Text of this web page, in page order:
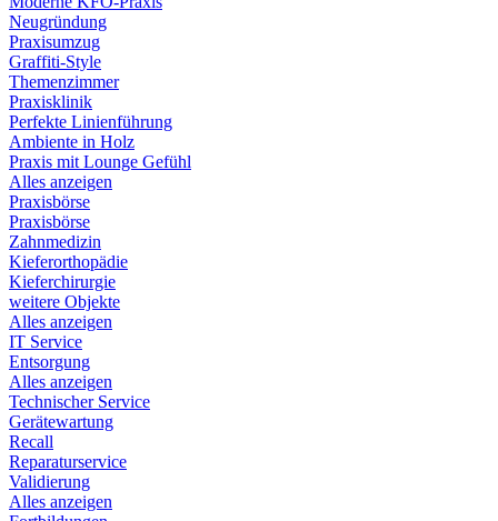
Neugründung
Praxisumzug
Graffiti-Style
Themenzimmer
Praxisklinik
Perfekte Linienführung
Ambiente in Holz
Praxis mit Lounge Gefühl
Alles anzeigen
Praxisbörse
Praxisbörse
Zahnmedizin
Kieferorthopädie
Kieferchirurgie
weitere Objekte
Alles anzeigen
IT Service
Entsorgung
Alles anzeigen
Technischer Service
Gerätewartung
Recall
Reparaturservice
Validierung
Alles anzeigen